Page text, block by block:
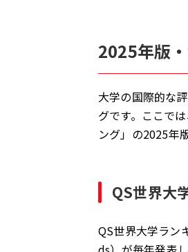
韓国トップ大
延世大学校
KAIST &
「ソソンハ
2025年版
大学の国際的な
グです。ここで
ング」の2025年
QS世界大
QS世界大学ラン